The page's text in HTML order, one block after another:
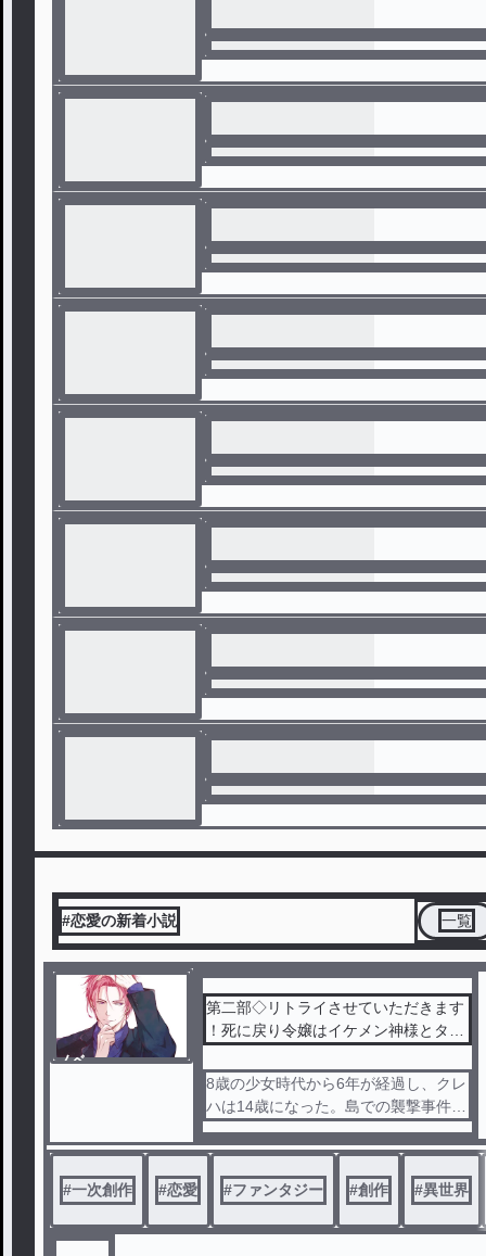
#恋愛の新着小説 一覧
ノベ
第二部◇リトライさせていただきます
！死に戻り令嬢はイケメン神様とタッ
8歳の少女時代から6年が経過し、クレ
ハは14歳になった。島での襲撃事件以
降は大きな問題も起こることがなく、
仲間たちに支えられながら平穏な日々
を過ごしていた。しかし、そんな時…
…カフェ『とまり木』に何やら訳アリ
のお客様が来店してきて……
#一次創作 #恋愛 #ファンタジー #創作 #異世界